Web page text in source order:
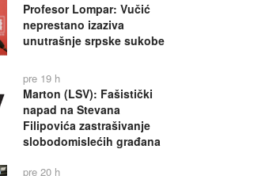
Profesor Lompar: Vučić
neprestano izaziva
unutrašnje srpske sukobe
pre 19 h
Marton (LSV): Fašistički
napad na Stevana
Filipovića zastrašivanje
slobodomislećih građana
pre 20 h